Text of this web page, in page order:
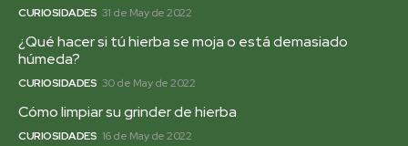
CURIOSIDADES 31 de May de 2022
¿Qué hacer si tú hierba se moja o está demasiado
húmeda?
CURIOSIDADES 30 de May de 2022
Cómo limpiar su grinder de hierba
CURIOSIDADES 16 de May de 2022